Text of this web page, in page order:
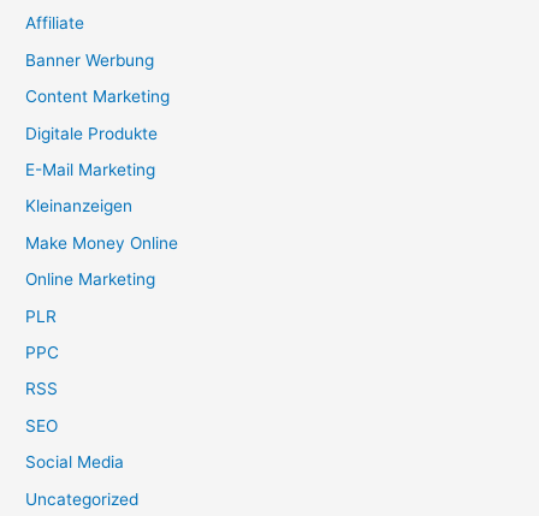
Affiliate
Banner Werbung
Content Marketing
Digitale Produkte
E-Mail Marketing
Kleinanzeigen
Make Money Online
Online Marketing
PLR
PPC
RSS
SEO
Social Media
Uncategorized